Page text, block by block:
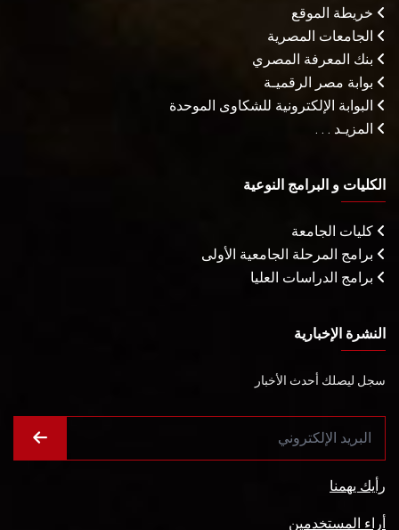
خريطة الموقع
الجامعات المصرية
بنك المعرفة المصري
بوابة مصر الرقميـة
البوابة الإلكترونية للشكاوى الموحدة
المزيـد . . .
الكليات و البرامج النوعية
كليات الجامعة
برامج المرحلة الجامعية الأولى
برامج الدراسات العليا
النشرة الإخبارية
سجل ليصلك أحدث الأخبار
رأيك يهمنا
أراء المستخدمين